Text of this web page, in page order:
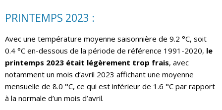
PRINTEMPS 2023 :
Avec une température moyenne saisonnière de 9.2 °C, soit
0.4 °C en-dessous de la période de référence 1991-2020, le
printemps 2023 était légèrement trop frais, avec
notamment un mois d’avril 2023 affichant une moyenne
mensuelle de 8.0 °C, ce qui est inférieur de 1.6 °C par rapport
à la normale d’un mois d’avril.